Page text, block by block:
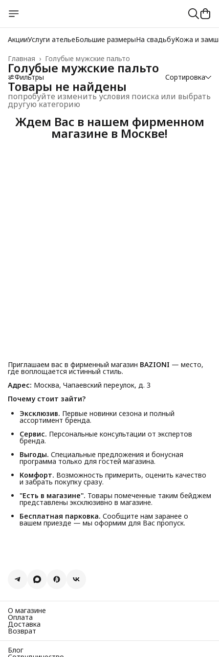
АкцииУслуги ательеБольшие размерыНа свадьбуКожа и
Голубые мужские пальто
Главная ›
Голубые мужские пальто
Фильтры Сортировка
Товары не найдены
попробуйте изменить условия поиска или выбрать
другую категорию
Ждем Вас в нашем фирменном
магазине в Москве!
Приглашаем вас в фирменный магазин BAZIONI — место,
где воплощается истинный стиль.
Адрес: Москва, Чапаевский переулок, д. 3
Почему стоит зайти?
Эксклюзив. Первые новинки сезона и полный
ассортимент бренда.
Сервис. Персональные консультации от экспертов
бренда.
Выгоды. Специальные предложения и бонусная
программа только для гостей магазина.
Комфорт. Возможность примерить, оценить качество
и забрать покупку сразу.
"Есть в магазине". Товары помеченные таким бейджем
представлены эксклюзивно в магазине.
Бесплатная парковка. Сообщите нам заранее о
вашем приезде — мы оформим для Вас пропуск.
О магазине
Оплата
Доставка
Возврат
Блог